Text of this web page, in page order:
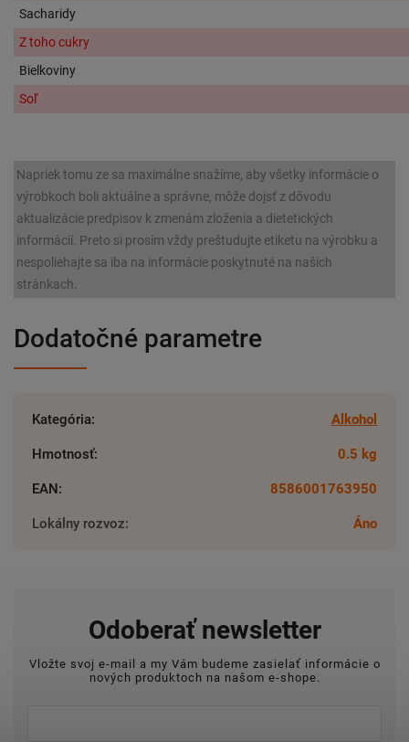
Sacharidy
Z toho cukry
Bielkoviny
Soľ
Napriek tomu ze sa maximálne snažíme, aby všetky informácie o
výrobkoch boli aktuálne a správne, môže dojsť z dôvodu
aktualizácie predpisov k zmenám zloženia a dietetických
informácií. Preto si prosím vždy preštudujte etiketu na výrobku a
nespoliehajte sa iba na informácie poskytnuté na našich
stránkach.
Dodatočné parametre
Kategória: Alkohol
Hmotnosť: 0.5 kg
EAN: 8586001763950
Lokálny rozvoz: Áno
Odoberať newsletter
Vložte svoj e-mail a my Vám budeme zasielať informácie o
nových produktoch na našom e-shope.